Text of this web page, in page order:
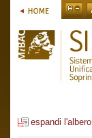
espandi l'albero